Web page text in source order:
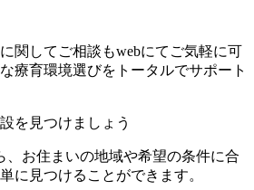
関してご相談もwebにてご気軽に可
療育環境選びをトータルでサポート
を見つけましょう
、お住まいの地域や希望の条件に合
に見つけることができます。